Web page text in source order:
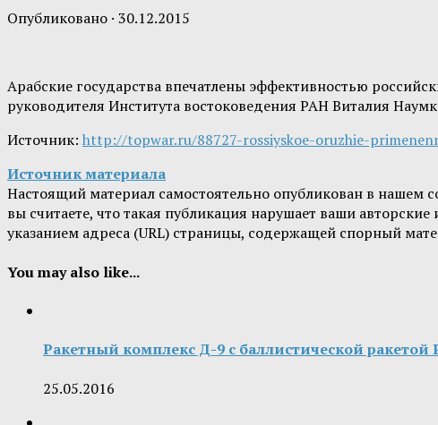
Опубликовано · 30.12.2015
Арабские государства впечатлены эффективностью
руководителя Института востоковедения РАН Виталия
Источник: http://topwar.ru/88727-rossiyskoe-oruzhie-
Источник материала
Настоящий материал самостоятельно опубликован в нашем
вы считаете, что такая публикация нарушает ваши
указанием адреса (URL) страницы, содержащей спорный
You may also like...
Ракетный комплекс Д-9 с баллистической ракетой
25.05.2016